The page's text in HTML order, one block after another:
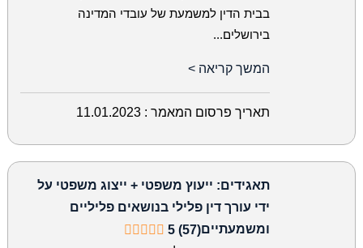
בבית הדין למשמעת של עובדי המדינה
בירושלים...
המשך קריאה >
תאריך פרסום המאמר : 11.01.2023
תאגידים: ייעוץ משפטי + ייצוג משפטי על
ידי עורך דין פלילי בנושאים פליליים
ומשמעתיים5 (57)